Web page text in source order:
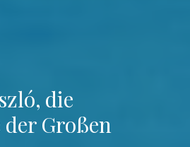
die
Großen